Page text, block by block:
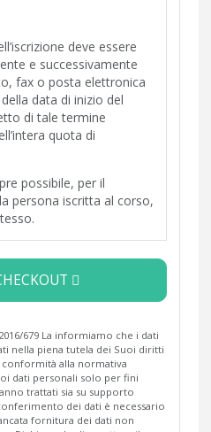
deve essere
e successivamente
fax o posta elettronica
data di inizio del
di tale termine
quota di
possibile, per il
persona iscritta al corso,
679 La informiamo che i dati
nella piena tutela dei Suoi diritti
conformità alla normativa
dati personali solo per fini
trattati sia su supporto
dei dati è necessario
fornitura dei dati non